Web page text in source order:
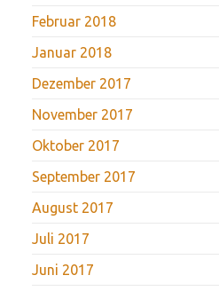
Februar 2018
Januar 2018
Dezember 2017
November 2017
Oktober 2017
September 2017
August 2017
Juli 2017
Juni 2017